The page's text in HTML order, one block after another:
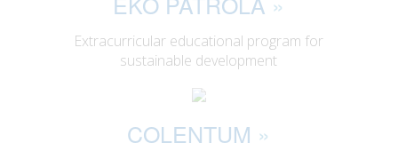
Extracurricular educational program for
sustainable development
COLENTUM »